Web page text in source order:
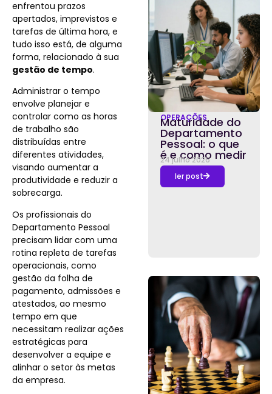
enfrentou prazos
apertados, imprevistos e
tarefas de última hora, e
tudo isso está, de alguma
forma, relacionado à sua
gestão de tempo.
Administrar o tempo
envolve planejar e
controlar como as horas
de trabalho são
distribuídas entre
diferentes atividades,
visando aumentar a
produtividade e reduzir a
sobrecarga.
Os profissionais do
Departamento Pessoal
precisam lidar com uma
rotina repleta de tarefas
operacionais, como
gestão da folha de
pagamento, admissões e
atestados, ao mesmo
tempo em que
necessitam realizar ações
estratégicas para
desenvolver a equipe e
alinhar o setor às metas
da empresa.
OPERAÇÕES
Maturidade do
Departamento
Pessoal: o que
é e como medir
24 julho 2026
ler post